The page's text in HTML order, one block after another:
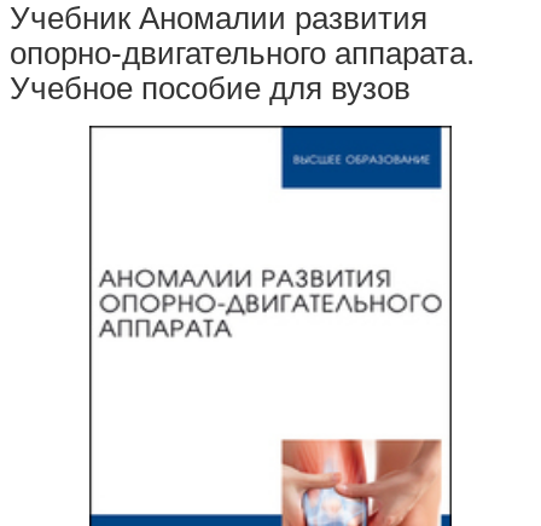
Учебник Аномалии развития
опорно-двигательного аппарата.
Учебное пособие для вузов